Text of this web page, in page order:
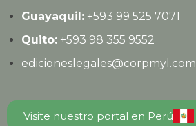
Guayaquil:+593 99 525 7071
Quito:+593 98 355 9552
edicioneslegales@corpmyl.com
Visite nuestro portal en Perú